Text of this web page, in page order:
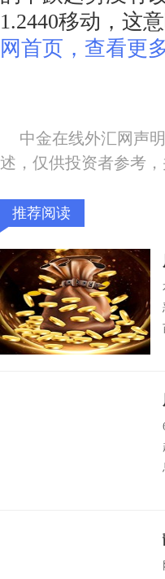
1.2440移动，这
网首页，查看更
中金在线外汇网声
述，仅供投资者参考
推荐阅读